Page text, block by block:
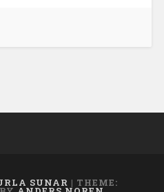
SUNAR | THEME: